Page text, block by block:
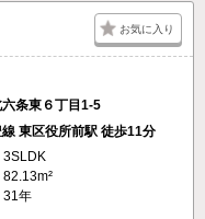
お気に入り
条東６丁目1-5
東区役所前駅 徒歩11分
3SLDK
82.13m²
31年